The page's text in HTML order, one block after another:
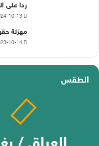
ردا على
10-13
مهزلة
10-14
الطقس